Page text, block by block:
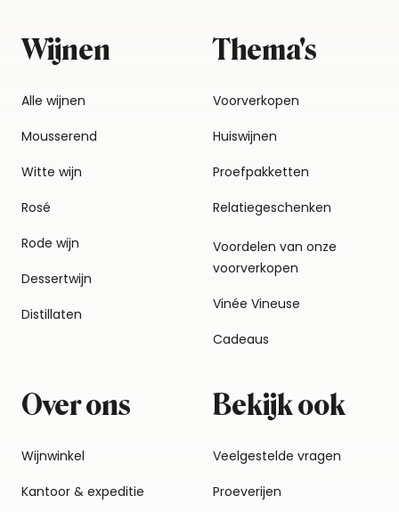
Wijnen
Alle wijnen
Mousserend
Witte wijn
Rosé
Rode wijn
Dessertwijn
Distillaten
Thema's
Voorverkopen
Huiswijnen
Proefpakketten
Relatiegeschenken
Voordelen van onze
voorverkopen
Vinée Vineuse
Cadeaus
Over ons
Wijnwinkel
Kantoor & expeditie
Bekijk ook
Veelgestelde vragen
Proeverijen